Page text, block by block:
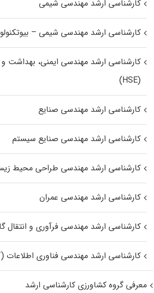
کارشناسی ارشد مهندسی شیمی
کارشناسی ارشد مهندسی شیمی –
کارشناسی ارشد مهندسی ایمنی،
(HSE)
کارشناسی ارشد مهندسی صنایع
کارشناسی ارشد مهندسی صنایع سیستم
کارشناسی ارشد مهندسی طراحی محیط
کارشناسی ارشد مهندسی عمران
کارشناسی ارشد مهندسی فرآوری و انتقال
کارشناسی ارشد مهندسی فناوری اطلاعات (IT)
معرفی گروه کشاورزی کارشناسی ارشد